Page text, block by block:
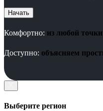
Начать
Комфортно: из любой
Доступно: объясняем
Выберите регион